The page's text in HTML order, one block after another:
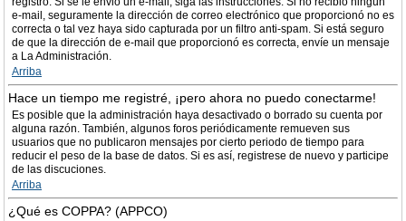
e-mail, seguramente la dirección de correo electrónico que proporcionó no es
correcta o tal vez haya sido capturada por un filtro anti-spam. Si está seguro
de que la dirección de e-mail que proporcionó es correcta, envíe un mensaje
a La Administración.
Arriba
Hace un tiempo me registré, ¡pero ahora no puedo conectarme!
Es posible que la administración haya desactivado o borrado su cuenta por
alguna razón. También, algunos foros periódicamente remueven sus
usuarios que no publicaron mensajes por cierto periodo de tiempo para
reducir el peso de la base de datos. Si es así, registrese de nuevo y participe
de las discuciones.
Arriba
¿Qué es COPPA? (APPCO)